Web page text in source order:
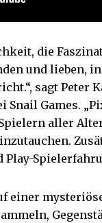
die
und lieben,
sagt Peter
Snail Games.
aller
einer